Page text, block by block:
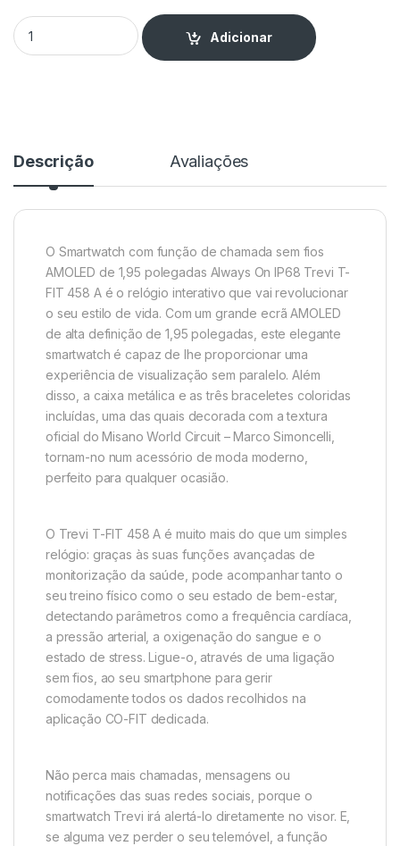
Smartwatch AMOLED Always On - T-FIT 458 CALL quantity
Adicionar
Descrição Avaliações
O Smartwatch com função de chamada sem fios
AMOLED de 1,95 polegadas Always On IP68 Trevi T-
FIT 458 A é o relógio interativo que vai revolucionar
o seu estilo de vida. Com um grande ecrã AMOLED
de alta definição de 1,95 polegadas, este elegante
smartwatch é capaz de lhe proporcionar uma
experiência de visualização sem paralelo. Além
disso, a caixa metálica e as três braceletes coloridas
incluídas, uma das quais decorada com a textura
oficial do Misano World Circuit – Marco Simoncelli,
tornam-no num acessório de moda moderno,
perfeito para qualquer ocasião.
O Trevi T-FIT 458 A é muito mais do que um simples
relógio: graças às suas funções avançadas de
monitorização da saúde, pode acompanhar tanto o
seu treino físico como o seu estado de bem-estar,
detectando parâmetros como a frequência cardíaca,
a pressão arterial, a oxigenação do sangue e o
estado de stress. Ligue-o, através de uma ligação
sem fios, ao seu smartphone para gerir
comodamente todos os dados recolhidos na
aplicação CO-FIT dedicada.
Não perca mais chamadas, mensagens ou
notificações das suas redes sociais, porque o
smartwatch Trevi irá alertá-lo diretamente no visor. E,
se alguma vez perder o seu telemóvel, a função